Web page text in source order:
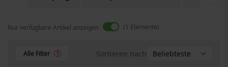
Nur verfügbare Artikel anzeigen 1 Elemente
Alle Filter 1 Sortieren nach